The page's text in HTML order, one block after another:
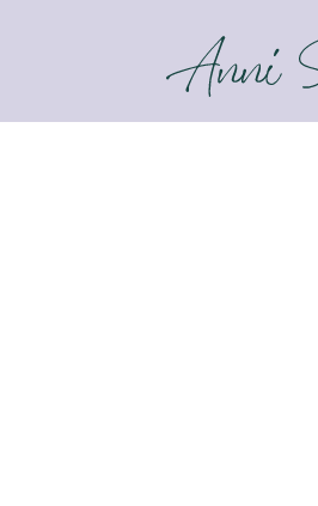
ANNI